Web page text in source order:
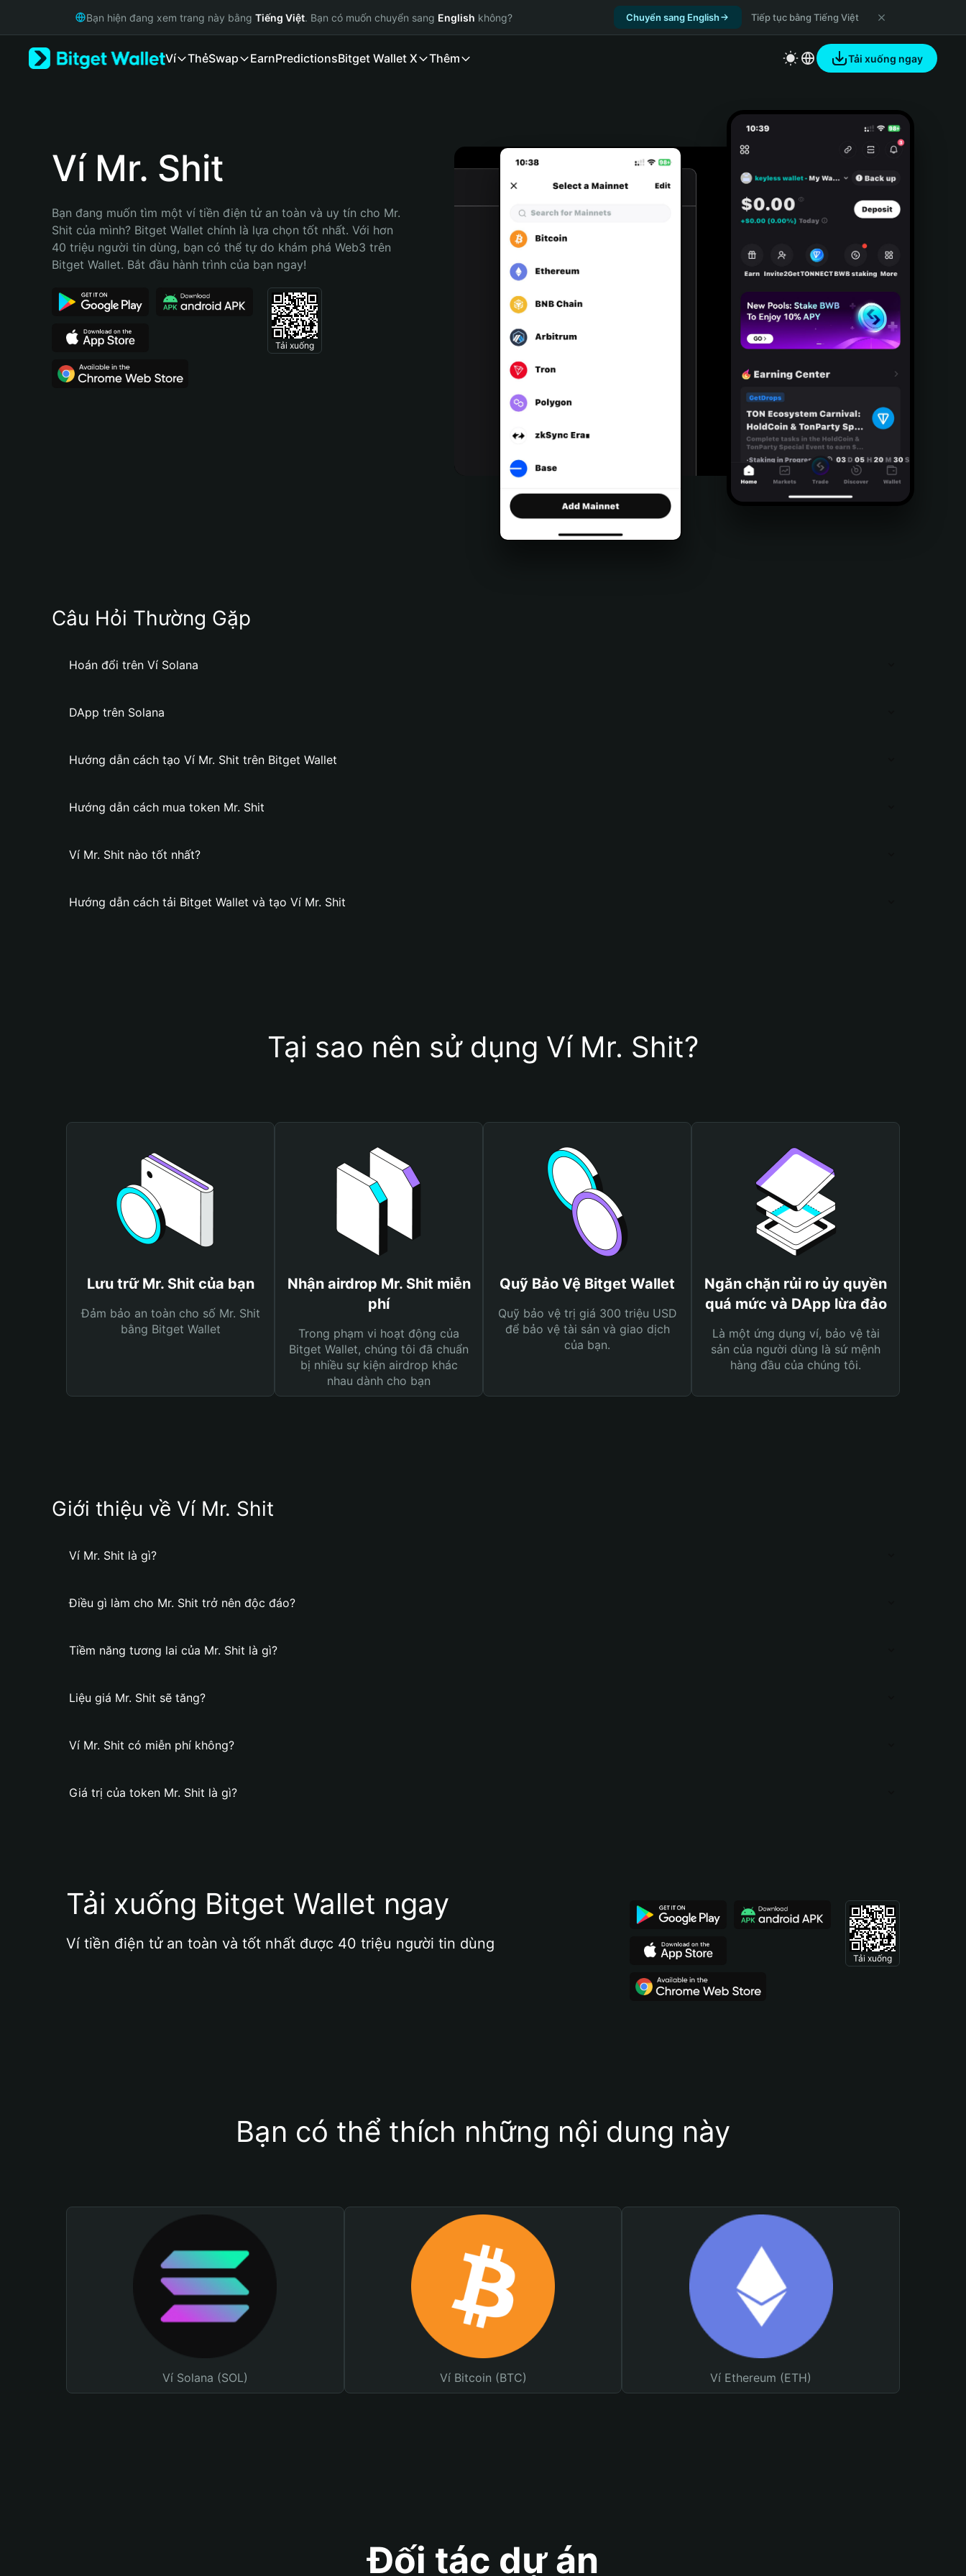
Русский
Bahasa Indonesia
Português (Brasil)
Bạn hiện đang xem trang này bằng Tiếng Việt. Bạn có muốn chuyển sang English không? Chuyển sang English Tiếp tục bằng Tiếng Việt
Ví ThẻSwap EarnPredictionsBitget Wallet X Thêm Tải xuống ngay
Ví Mr. Shit
Bạn đang muốn tìm một ví tiền điện tử an toàn và uy tín cho Mr.
Shit của mình? Bitget Wallet chính là lựa chọn tốt nhất. Với hơn
40 triệu người tin dùng, bạn có thể tự do khám phá Web3 trên
Bitget Wallet. Bắt đầu hành trình của bạn ngay!
Tải xuống
Câu Hỏi Thường Gặp
Hoán đổi trên Ví Solana
DApp trên Solana
Hướng dẫn cách tạo Ví Mr. Shit trên Bitget Wallet
Hướng dẫn cách mua token Mr. Shit
Ví Mr. Shit nào tốt nhất?
Hướng dẫn cách tải Bitget Wallet và tạo Ví Mr. Shit
Tại sao nên sử dụng Ví Mr. Shit?
Lưu trữ Mr. Shit của bạn
Đảm bảo an toàn cho số Mr. Shit
bằng Bitget Wallet
Nhận airdrop Mr. Shit miễn
phí
Trong phạm vi hoạt động của
Bitget Wallet, chúng tôi đã chuẩn
bị nhiều sự kiện airdrop khác
nhau dành cho bạn
Quỹ Bảo Vệ Bitget Wallet
Quỹ bảo vệ trị giá 300 triệu USD
để bảo vệ tài sản và giao dịch
của bạn.
Ngăn chặn rủi ro ủy quyền
quá mức và DApp lừa đảo
Là một ứng dụng ví, bảo vệ tài
sản của người dùng là sứ mệnh
hàng đầu của chúng tôi.
Giới thiệu về Ví Mr. Shit
Ví Mr. Shit là gì?
Điều gì làm cho Mr. Shit trở nên độc đáo?
Tiềm năng tương lai của Mr. Shit là gì?
Liệu giá Mr. Shit sẽ tăng?
Ví Mr. Shit có miễn phí không?
Giá trị của token Mr. Shit là gì?
Tải xuống Bitget Wallet ngay
Ví tiền điện tử an toàn và tốt nhất được 40 triệu người tin dùng
Tải xuống
Bạn có thể thích những nội dung này
Ví Solana (SOL) Ví Bitcoin (BTC) Ví Ethereum (ETH)
Đối tác dự án